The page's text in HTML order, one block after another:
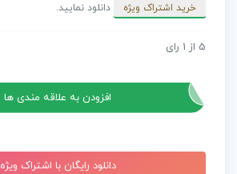
خرید اشتراک ویژه
دانلود نمایید.
پروژه افترافکت تبلیغ سریع
5 از 1 رای
افزودن به علاقه مندی ها
دانلود رایگان با اشتراک ویژه